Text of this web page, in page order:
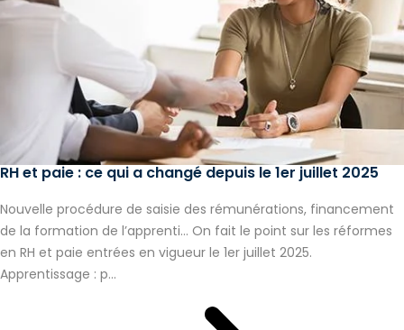
RH et paie : ce qui a changé depuis le 1er juillet 2025
Nouvelle procédure de saisie des rémunérations, financement
de la formation de l’apprenti… On fait le point sur les réformes
en RH et paie entrées en vigueur le 1er juillet 2025.
Apprentissage : p...